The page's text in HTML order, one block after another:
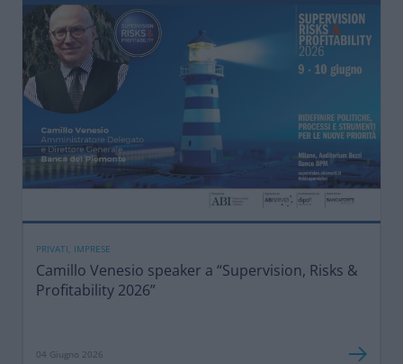
PRIVATI, IMPRESE
Camillo Venesio speaker a “Supervision, Risks &
Profitability 2026”
04 Giugno 2026